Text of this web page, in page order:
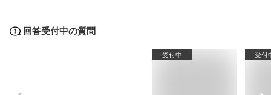
回答受付中の質問
受付中 受付